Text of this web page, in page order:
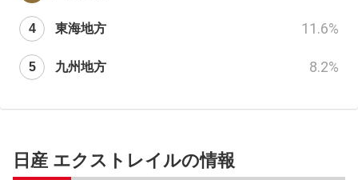
東海地方 11.6%
九州地方 8.2%
日産 エクストレイルの情報